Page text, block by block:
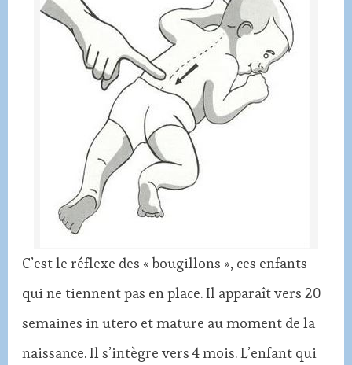
C’est le réflexe des « bougillons », ces enfants
qui ne tiennent pas en place. Il apparaît vers 20
semaines in utero et mature au moment de la
naissance. Il s’intègre vers 4 mois. L’enfant qui